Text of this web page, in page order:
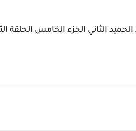
الثاني الجزء الخامس الحلقة